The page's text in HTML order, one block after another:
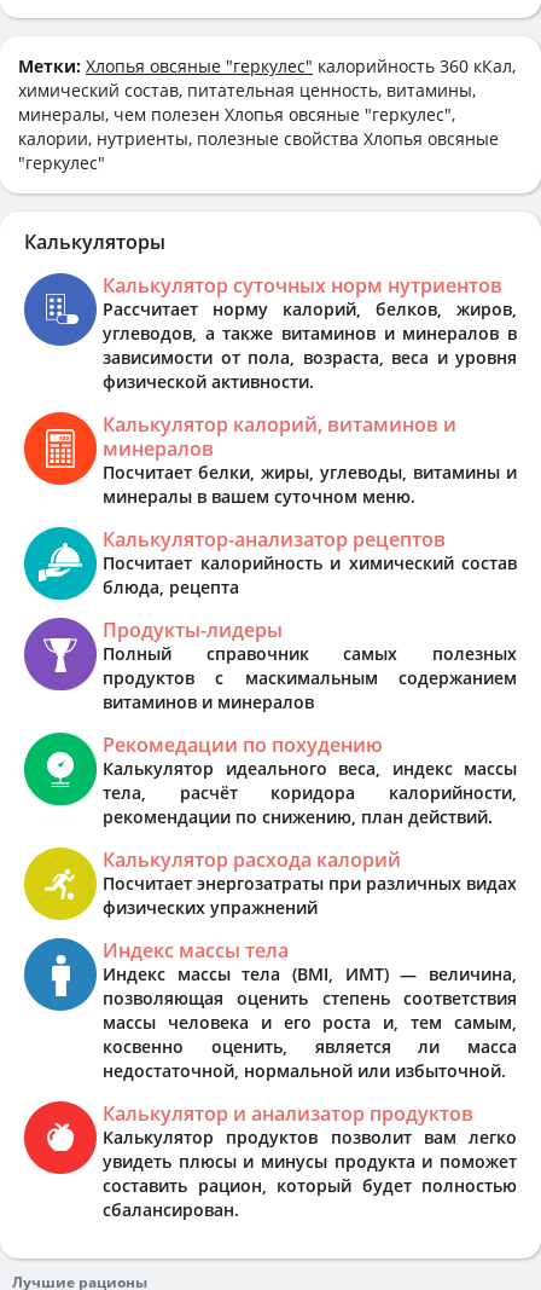
Метки: Хлопья овсяные "геркулес" калорийность 360 кКал,
химический состав, питательная ценность, витамины,
минералы, чем полезен Хлопья овсяные "геркулес",
калории, нутриенты, полезные свойства Хлопья овсяные
"геркулес"
Калькуляторы
Калькулятор суточных норм нутриентов
Рассчитает норму калорий, белков, жиров,
углеводов, а также витаминов и минералов в
зависимости от пола, возраста, веса и уровня
физической активности.
Калькулятор калорий, витаминов и
минералов
Посчитает белки, жиры, углеводы, витамины и
минералы в вашем суточном меню.
Калькулятор-анализатор рецептов
Посчитает калорийность и химический состав
блюда, рецепта
Продукты-лидеры
Полный справочник самых полезных
продуктов с маскимальным содержанием
витаминов и минералов
Рекомедации по похудению
Калькулятор идеального веса, индекс массы
тела, расчёт коридора калорийности,
рекомендации по снижению, план действий.
Калькулятор расхода калорий
Посчитает энергозатраты при различных видах
физических упражнений
Индекс массы тела
Индекс массы тела (BMI, ИМТ) — величина,
позволяющая оценить степень соответствия
массы человека и его роста и, тем самым,
косвенно оценить, является ли масса
недостаточной, нормальной или избыточной.
Калькулятор и анализатор продуктов
Калькулятор продуктов позволит вам легко
увидеть плюсы и минусы продукта и поможет
составить рацион, который будет полностью
сбалансирован.
Лучшие рационы